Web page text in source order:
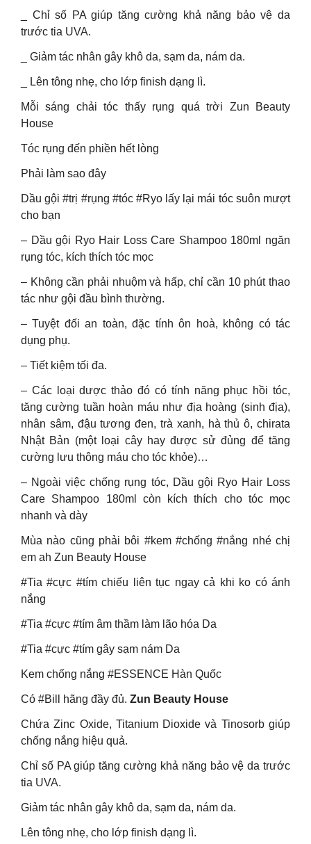
_ Chỉ số PA giúp tăng cường khả năng bảo vệ da
trước tia UVA.
_ Giảm tác nhân gây khô da, sạm da, nám da.
_ Lên tông nhẹ, cho lớp finish dạng lì.
Mỗi sáng chải tóc thấy rụng quá trời Zun Beauty
House
Tóc rụng đến phiền hết lòng
Phải làm sao đây
Dầu gội #trị #rụng #tóc #Ryo lấy lại mái tóc suôn mượt
cho bạn
– Dầu gội Ryo Hair Loss Care Shampoo 180ml ngăn
rụng tóc, kích thích tóc mọc
– Không cần phải nhuộm và hấp, chỉ cần 10 phút thao
tác như gội đầu bình thường.
– Tuyệt đối an toàn, đặc tính ôn hoà, không có tác
dụng phụ.
– Tiết kiệm tối đa.
– Các loại dược thảo đó có tính năng phục hồi tóc,
tăng cường tuần hoàn máu như địa hoàng (sinh địa),
nhân sâm, đậu tương đen, trà xanh, hà thủ ô, chirata
Nhật Bản (một loại cây hay được sử đủng để tăng
cường lưu thông máu cho tóc khỏe)…
– Ngoài việc chống rụng tóc, Dầu gội Ryo Hair Loss
Care Shampoo 180ml còn kích thích cho tóc mọc
nhanh và dày
Mùa nào cũng phải bôi #kem #chống #nắng nhé chị
em ah Zun Beauty House
#Tia #cực #tím chiếu liên tục ngay cả khi ko có ánh
nắng
#Tia #cực #tím âm thầm làm lão hóa Da
#Tia #cực #tím gây sạm nám Da
Kem chống nắng #ESSENCE Hàn Quốc
Có #Bill hãng đầy đủ. Zun Beauty House
Chứa Zinc Oxide, Titanium Dioxide và Tinosorb giúp
chống nắng hiệu quả.
Chỉ số PA giúp tăng cường khả năng bảo vệ da trước
tia UVA.
Giảm tác nhân gây khô da, sạm da, nám da.
Lên tông nhẹ, cho lớp finish dạng lì.